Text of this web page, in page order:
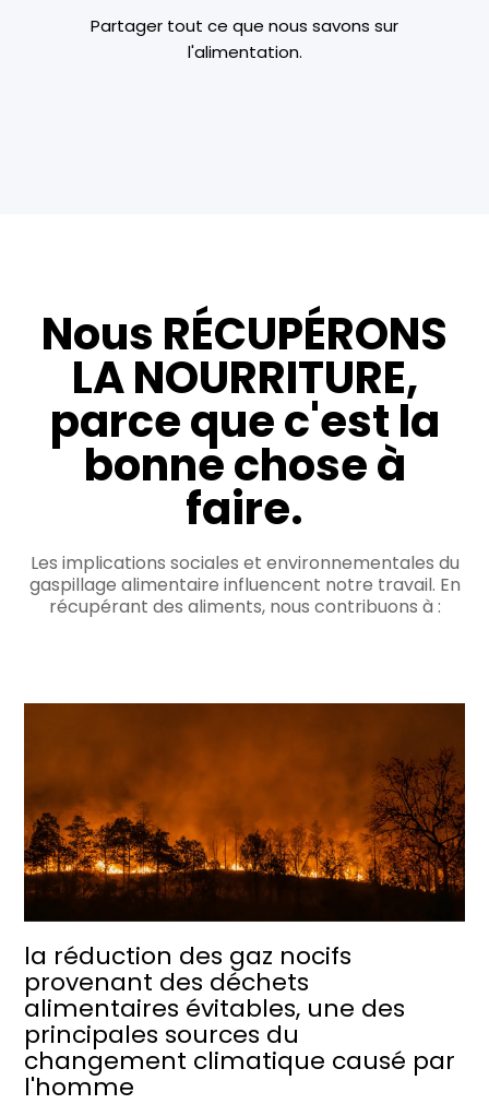
Partager tout ce que nous savons sur
l'alimentation.
Nous RÉCUPÉRONS
LA NOURRITURE,
parce que c'est la
bonne chose à
faire.
Les implications sociales et environnementales du
gaspillage alimentaire influencent notre travail. En
récupérant des aliments, nous contribuons à :
la réduction des gaz nocifs
provenant des déchets
alimentaires évitables, une des
principales sources du
changement climatique causé par
l'homme